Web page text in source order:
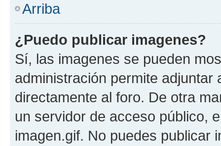
Arriba
¿Puedo publicar imagenes?
Sí, las imagenes se pueden
administración permite
directamente al foro. De otra
un servidor de acceso público,
imagen.gif. No puedes publicar